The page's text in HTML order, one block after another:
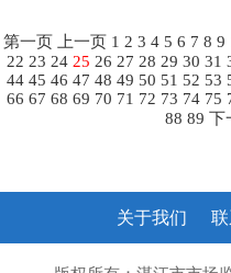
第一页 上一页 1 2 3 4 5 6 7 8 9
22 23 24 25 26 27 28 29 30 31
44 45 46 47 48 49 50 51 52 53
66 67 68 69 70 71 72 73 74 75
88 89 下
关于我们